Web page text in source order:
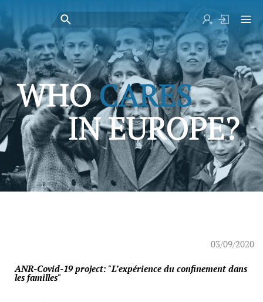
03/09/2020
ANR-Covid-19 project: "L’expérience du confinement dans
les familles"